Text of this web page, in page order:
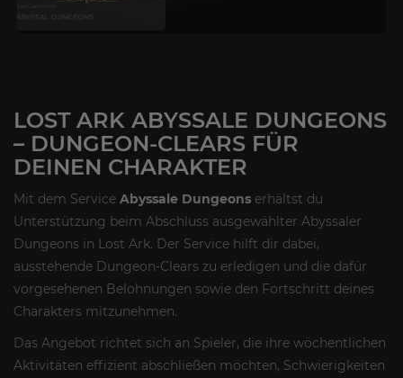
LOST ARK ABYSSALE DUNGEONS
– DUNGEON-CLEARS FÜR
DEINEN CHARAKTER
Mit dem Service Abyssale Dungeons erhältst du
Unterstützung beim Abschluss ausgewählter Abyssaler
Dungeons in Lost Ark. Der Service hilft dir dabei,
ausstehende Dungeon-Clears zu erledigen und die dafür
vorgesehenen Belohnungen sowie den Fortschritt deines
Charakters mitzunehmen.
Das Angebot richtet sich an Spieler, die ihre wöchentlichen
Aktivitäten effizient abschließen möchten, Schwierigkeiten